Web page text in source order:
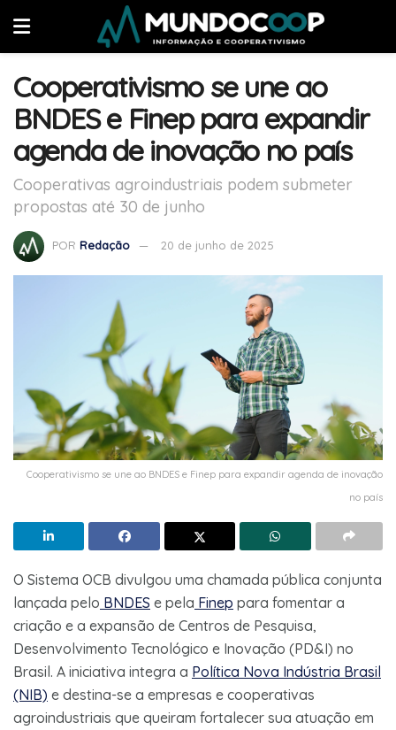
Cooperativismo se une ao
BNDES e Finep para expandir
agenda de inovação no país
Cooperativas agroindustriais podem submeter
propostas até 30 de junho
POR Redação 20 de junho de 2025
Cooperativismo se une ao BNDES e Finep para expandir agenda de inovação
no país
O Sistema OCB divulgou uma chamada pública conjunta
lançada pelo BNDES e pela Finep para fomentar a
criação e a expansão de Centros de Pesquisa,
Desenvolvimento Tecnológico e Inovação (PD&I) no
Brasil. A iniciativa integra a Política Nova Indústria Brasil
(NIB) e destina-se a empresas e cooperativas
agroindustriais que queiram fortalecer sua atuação em